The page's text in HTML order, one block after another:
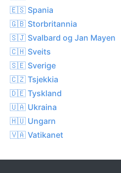
🇪🇸 Spania
🇬🇧 Storbritannia
🇸🇯 Svalbard og Jan Mayen
🇨🇭 Sveits
🇸🇪 Sverige
🇨🇿 Tsjekkia
🇩🇪 Tyskland
🇺🇦 Ukraina
🇭🇺 Ungarn
🇻🇦 Vatikanet